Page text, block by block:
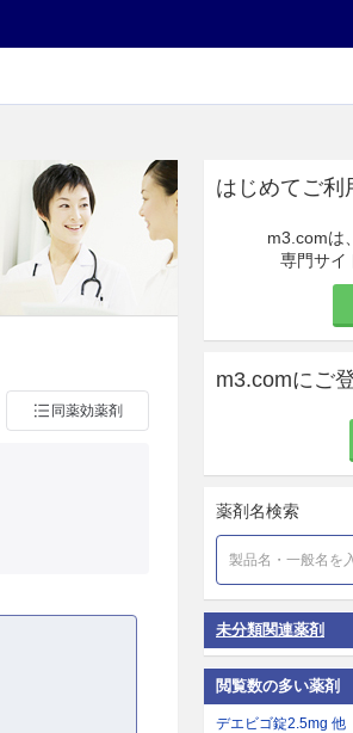
同薬効薬剤
はじめてご利
m3.comは
専門サイ
m3.comにご
薬剤名検索
未分類関連薬剤
閲覧数の多い薬剤
デエビゴ錠2.5mg 他